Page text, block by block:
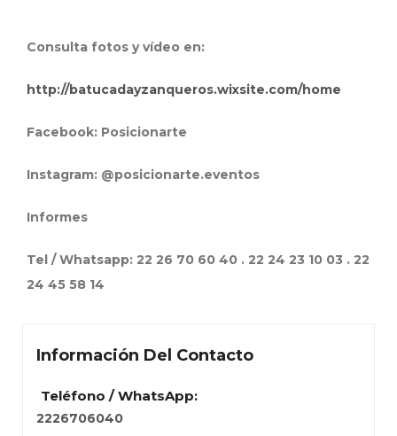
Consulta fotos y vídeo en:
http://batucadayzanqueros.wixsite.com/home
Facebook: Posicionarte
Instagram: @posicionarte.eventos
Informes
Tel / Whatsapp: 22 26 70 60 40 . 22 24 23 10 03 . 22
24 45 58 14
Información Del Contacto
Teléfono / WhatsApp:
2226706040